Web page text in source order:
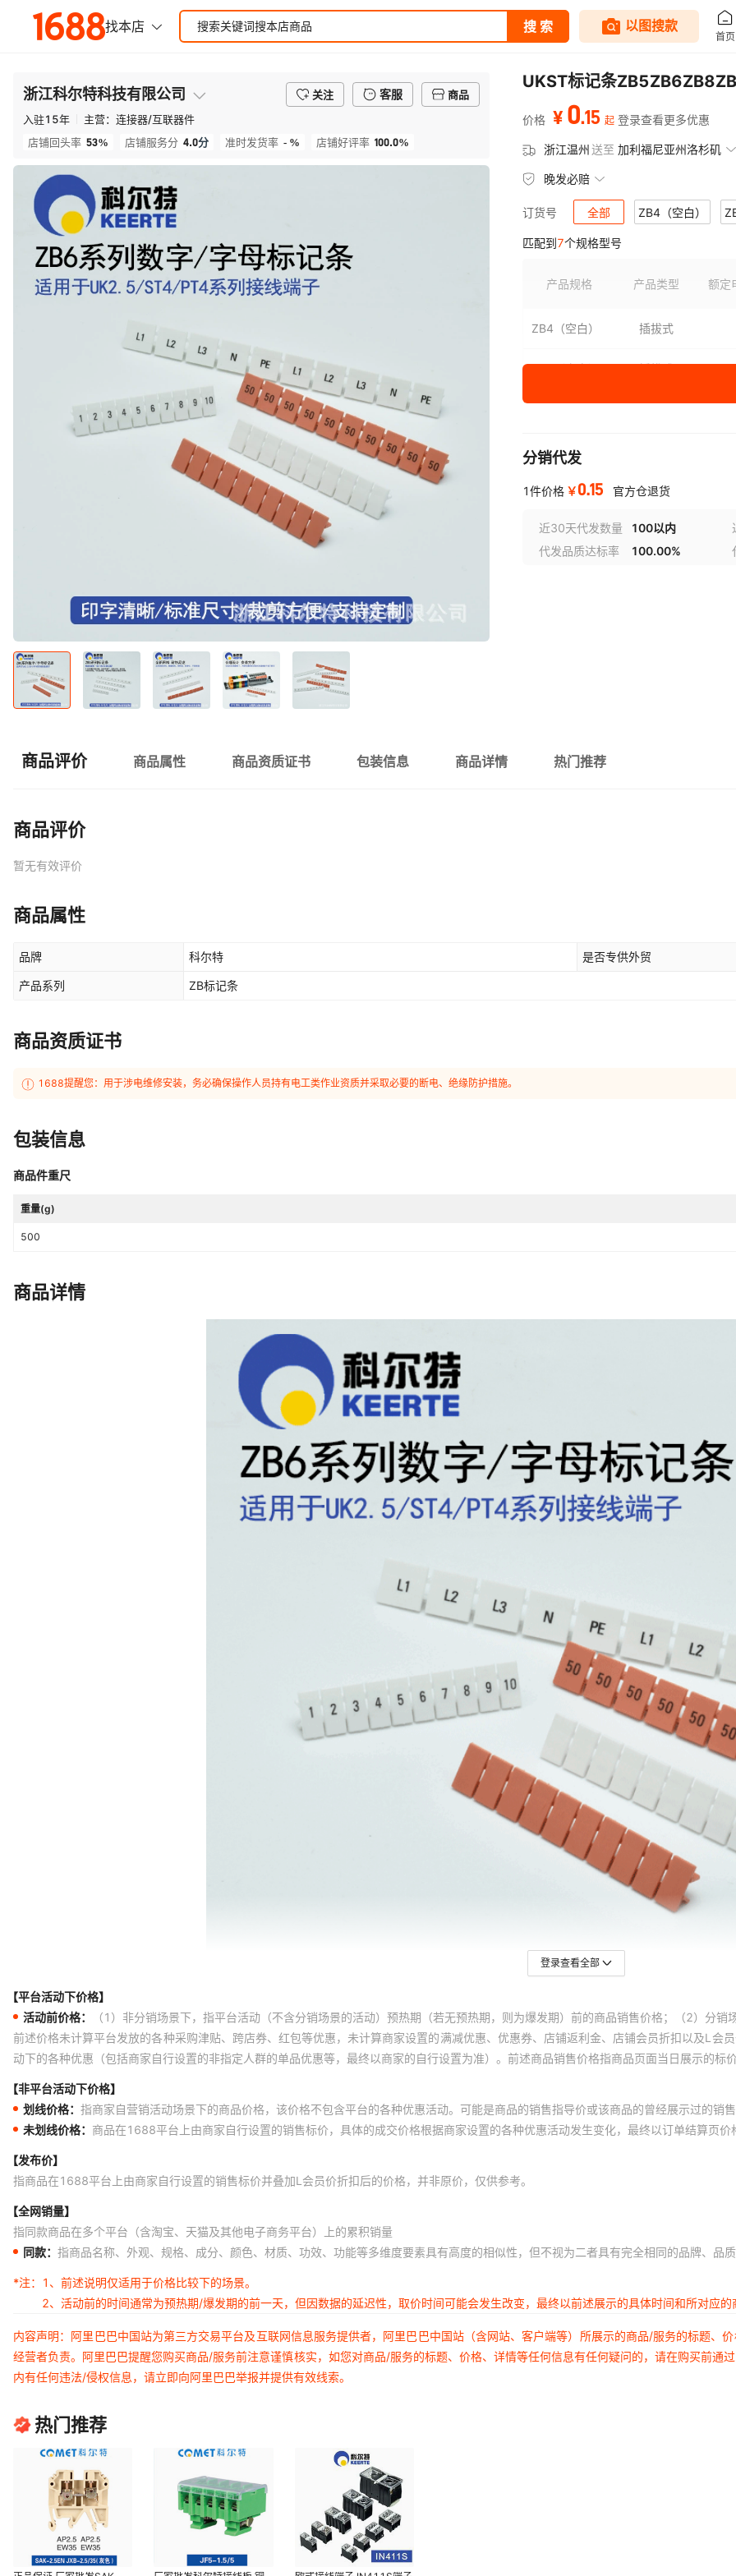
浙江科尔特科技有限公司 关注 客服
商品
入驻15年 主营： 连接器/互联器件
店铺回头率 53% 店铺服务分 4.0分 准时发货率 - % 店铺好评率 100.0%
UKST标记条
价格 ¥ 0.15 起 登录查看更多优惠
浙江温州送至 加利福尼亚州洛杉矶
晚发必赔
订货号 全部 ZB4（空白）
ZB12（空白）
匹配到7个规格型号
产品规格 产品类型 额定
ZB4（空白） 插拔式
ZB5（空白） 插拔式
ZB8（空白）
ZB10（空白） 插拔式
ZB12（空白） 插拔式
分销代发
1件价格 ￥0.15 官方仓退货
近30天代发数量 100以内
代发品质达标率
100.00%
商品评价 商品属性 商品资质证书 包装信息 商品详情 热门推荐
商品评价
暂无有效评价
商品属性
品牌 科尔特 是否专供外贸
产品系列 ZB标记条
商品资质证书
1688提醒您：用于涉电维修安装，务必确保操作人员持有电工类作业资质并采取必要的断电、绝缘防护措施。
包装信息
商品件重尺
重量(g)
500
商品详情
登录查看全部
【平台活动下价格】
活动前价格：
（1）非分销场景下，指平台活动（不含分销场景的活动）预热期（若无预热期，则为爆发期）前的商品销售价格；（2）分
前述价格未计算平台发放的各种采购津贴、跨店券、红包等优惠，未计算商家设置的满减优惠、优惠券、店铺返利金、店铺会员折扣以及L会
动下的各种优惠（包括商家自行设置的非指定人群的单品优惠等，最终以商家的自行设置为准）。前述商品销售价格指商品页面当日展示的
【非平台活动下价格】
划线价格： 指商家自营销活动场景下的商品价格，该价格不包含平台的各种优惠活动。可能是商品的销售指导价或该商品的曾经展示过的销
未划线价格： 商品在1688平台上由商家自行设置的销售标价，具体的成交价格根据商家设置的各种优惠活动发生变化，最终以订单结算页价
【发布价】
指商品在1688平台上由商家自行设置的销售标价并叠加L会员价折扣后的价格，并非原价，仅供参考。
【全网销量】
指同款商品在多个平台（含淘宝、天猫及其他电子商务平台）上的累积销量
同款： 指商品名称、外观、规格、成分、颜色、材质、功效、功能等多维度要素具有高度的相似性，但不视为二者具有完全相同的品牌、品
*注：
1、前述说明仅适用于价格比较下的场景。
2、活动前的时间通常为预热期/爆发期的前一天，但因数据的延迟性，取价时间可能会发生改变，最终以前述展示的具体时间和所对应的
内容声明：阿里巴巴中国站为第三方交易平台及互联网信息服务提供者，阿里巴巴中国站（含网站、客户端等）所展示的商品/服务的标题、
经营者负责。阿里巴巴提醒您购买商品/服务前注意谨慎核实，如您对商品/服务的标题、价格、详情等任何信息有任何疑问的，请在购买前通
内有任何违法/侵权信息，请立即向阿里巴巴举报并提供有效线索。
热门推荐